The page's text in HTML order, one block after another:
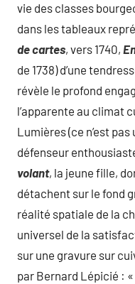
vie des classes
dans les tableaux
de cartes, vers 1740,
de 1738) d’une
révèle le profond
l’apparente au climat
Lumières (ce n’est
défenseur
volant, la jeune fille,
détachent sur le fond
réalité spatiale de la
universel de la
sur une gravure sur
par Bernard Lépicié :